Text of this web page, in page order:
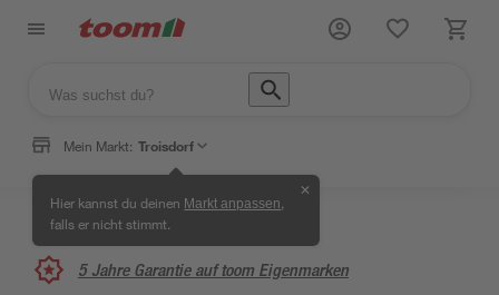
Mein Markt: Troisdorf
Hier kannst du deinen Markt anpassen
falls er nicht stimmt.
✕
5 Jahre Garantie auf toom Eigenmarken